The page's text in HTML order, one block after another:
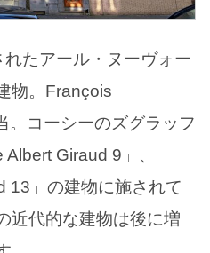
たアール・ヌーヴォー
物。François
。コーシーのズグラッフ
Giraud 9」、
13」の建物に施されて
近代的な建物は後に増